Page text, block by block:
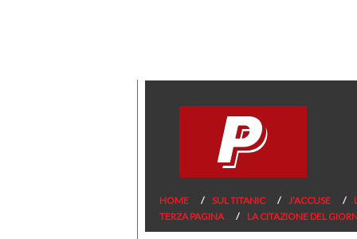
HOME SUL TITANIC J’ACCUSE
TERZA PAGINA
LA CITAZIONE DEL